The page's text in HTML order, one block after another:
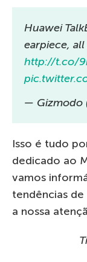
Huawei
earpiece,
http://t.co/
— Gizmodo
Isso é tudo
dedicado ao
vamos
tendências
a nossa